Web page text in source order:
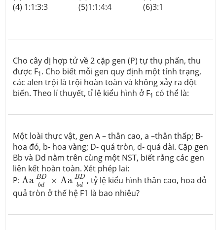
(4) 1:1:3:3
(5)1:1:4:4 (6)3:1
Cho cây dị hợp tử về 2 cặp gen (P) tự thụ phấn, thu
được F1. Cho biết mỗi gen quy định một tính trạng,
các alen trội là trội hoàn toàn và không xảy ra đột
biến. Theo lí thuyết, tỉ lệ kiểu hình ở F1 có thể là:
Một loài thực vật, gen A – thân cao, a –thân thấp; B-
hoa đỏ, b- hoa vàng; D- quả tròn, d- quả dài. Cặp gen
Bb và Dd nằm trên cùng một NST, biết rằng các gen
liên kết hoàn toàn. Xét phép lai:
P: Aa BD
bd × Aa BD
bd
AaBDbd× AaBDbd
, tỷ lệ kiểu hình thân cao, hoa đỏ
quả tròn ở thế hệ F1 là bao nhiêu?